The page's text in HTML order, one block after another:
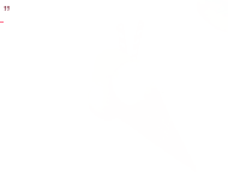
”